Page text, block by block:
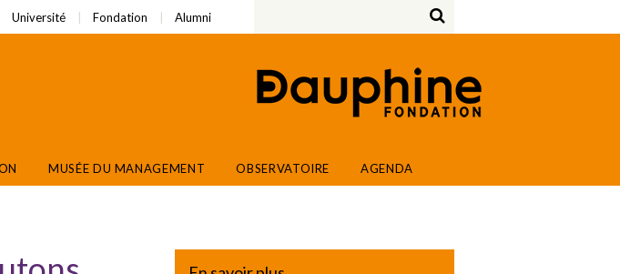
Université Fondation Alumni
MUSÉE DU MANAGEMENT OBSERVATOIRE AGENDA